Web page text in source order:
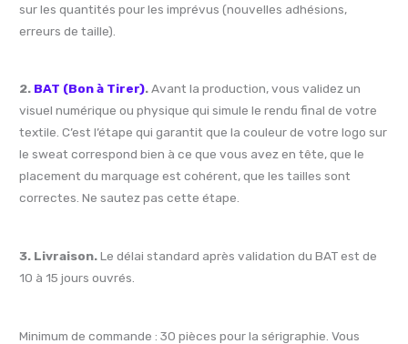
sur les quantités pour les imprévus (nouvelles adhésions,
erreurs de taille).
2. BAT (Bon à Tirer).Avant la production, vous validez un
visuel numérique ou physique qui simule le rendu final de votre
textile. C’est l’étape qui garantit que la couleur de votre logo sur
le sweat correspond bien à ce que vous avez en tête, que le
placement du marquage est cohérent, que les tailles sont
correctes. Ne sautez pas cette étape.
3. Livraison.Le délai standard après validation du BAT est de
10 à 15 jours ouvrés.
Minimum de commande : 30 pièces pour la sérigraphie. Vous